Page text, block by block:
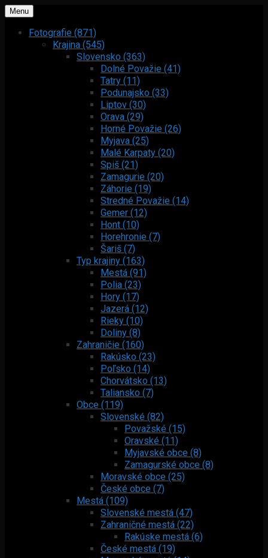
Menu
Fotografie (871)
Krajina (545)
Slovensko (363)
Dolné Považie (41)
Tatry (11)
Podunajsko (33)
Liptov (30)
Orava (29)
Horné Považie (26)
Myjava (25)
Malé Karpaty (20)
Spiš (21)
Zamagurie (20)
Záhorie (19)
Stredné Považie (14)
Gemer (12)
Hont (10)
Horehronie (7)
Šariš (7)
Typ krajiny (163)
Mestá (91)
Polia (23)
Hory (17)
Jazerá (12)
Rieky (10)
Doliny (8)
Zahraničie (160)
Rakúsko (23)
Poľsko (14)
Chorvátsko (13)
Taliansko (7)
Obce (119)
Slovenské (82)
Považské (15)
Oravské (11)
Myjavské obce (8)
Zamagurské obce (8)
Moravské obce (25)
České obce (7)
Mestá (109)
Slovenské mestá (47)
Zahraničné mestá (22)
Rakúske mestá (6)
České mestá (19)